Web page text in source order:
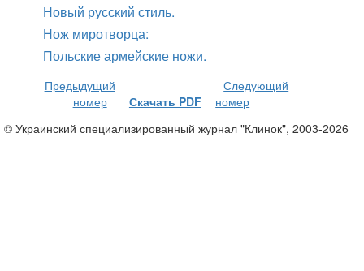
Новый русский стиль.
Нож миротворца:
Польские армейские ножи.
Предыдущий
номер
Скачать PDF
Следующий
номер
© Украинский специализированный журнал "Клинок", 2003-2026